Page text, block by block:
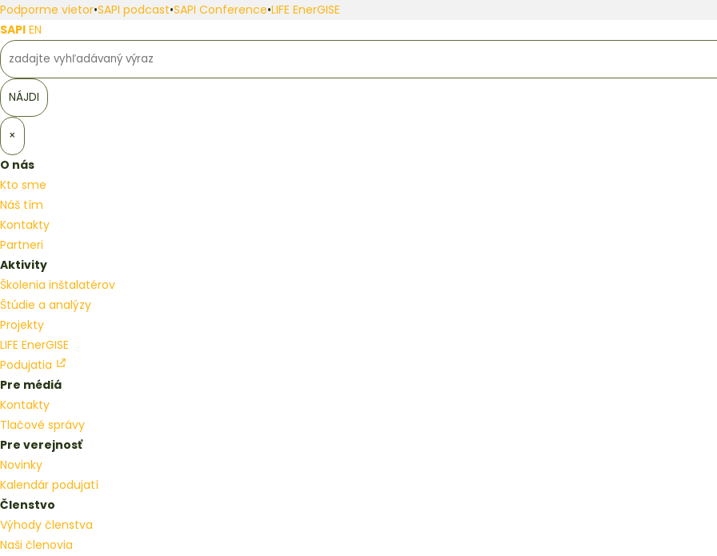
Podporme vietor•SAPI podcast•SAPI Conference•LIFE EnerGISE
SAPI EN
×
O nás
Kto sme
Náš tím
Kontakty
Partneri
Aktivity
Školenia inštalatérov
Štúdie a analýzy
Projekty
LIFE EnerGISE
Podujatia
Pre médiá
Kontakty
Tlačové správy
Pre verejnosť
Novinky
Kalendár podujatí
Členstvo
Výhody členstva
Naši členovia